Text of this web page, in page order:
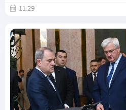
11:29